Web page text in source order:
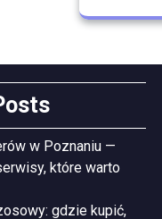
w Poznaniu —
które warto
gdzie kupić,